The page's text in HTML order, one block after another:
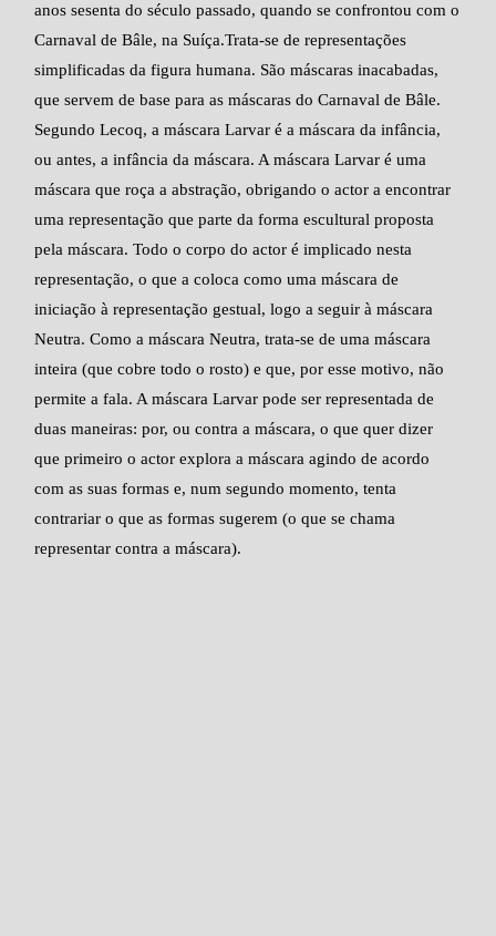
anos sesenta do século passado, quando se confrontou com o
Carnaval de Bâle, na Suíça.Trata-se de representações
simplificadas da figura humana. São máscaras inacabadas,
que servem de base para as máscaras do Carnaval de Bâle.
Segundo Lecoq, a máscara Larvar é a máscara da infância,
ou antes, a infância da máscara. A máscara Larvar é uma
máscara que roça a abstração, obrigando o actor a encontrar
uma representação que parte da forma escultural proposta
pela máscara. Todo o corpo do actor é implicado nesta
representação, o que a coloca como uma máscara de
iniciação à representação gestual, logo a seguir à máscara
Neutra. Como a máscara Neutra, trata-se de uma máscara
inteira (que cobre todo o rosto) e que, por esse motivo, não
permite a fala. A máscara Larvar pode ser representada de
duas maneiras: por, ou contra a máscara, o que quer dizer
que primeiro o actor explora a máscara agindo de acordo
com as suas formas e, num segundo momento, tenta
contrariar o que as formas sugerem (o que se chama
representar contra a máscara).